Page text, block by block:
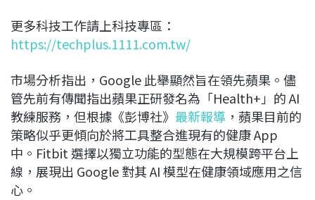
更多科技工作請上科技專區：
https://techplus.1111.com.tw/
市場分析指出，Google 此舉顯然旨在領先蘋果。儘
管先前有傳聞指出蘋果正研發名為「Health+」的 AI
教練服務，但根據《彭博社》 最新報導 ，蘋果目前的
策略似乎更傾向於將工具整合進現有的健康 App
中。Fitbit 選擇以獨立功能的型態在大規模跨平台上
線，展現出 Google 對其 AI 模型在健康領域應用之信
心。